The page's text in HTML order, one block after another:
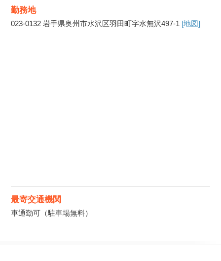
勤務地
023-0132 岩手県奥州市水沢区羽田町字水無沢497-1 [地図]
最寄交通機関
車通勤可（駐車場無料）